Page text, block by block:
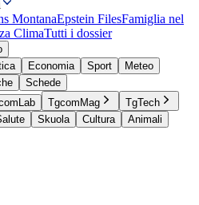
MontanaEpstein FilesFamiglia nel
ClimaTutti i dossier
Economia Sport
Meteo
Schede
TgcomMag
TgTech
Skuola Cultura
Animali